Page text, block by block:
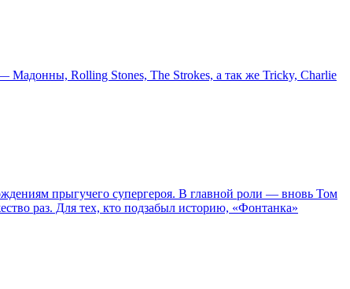
Rolling Stones, The Strokes, а так же Tricky, Charlie
прыгучего супергероя. В главной роли — вновь Том
раз. Для тех, кто подзабыл историю, «Фонтанка»